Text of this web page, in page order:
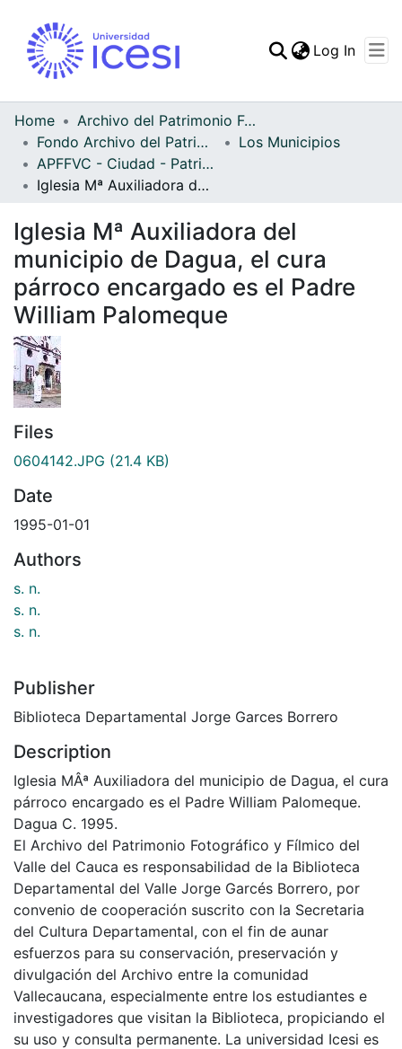
Statistics
Log In
Home
Archivo del Patrimonio Fotográfico y Fílmico del Valle del Cauca
Fondo Archivo del Patrimonio Fotográfico y Fílmico del Valle del Cauca
Los Municipios
APFFVC - Ciudad - Patrimonial
Iglesia Mª Auxiliadora del municipio de Dagua, el cura párroco encargado es el Padre William Palomeque
Iglesia Mª Auxiliadora del
municipio de Dagua, el cura
párroco encargado es el Padre
William Palomeque
Files
0604142.JPG (21.4 KB)
Date
1995-01-01
Authors
s. n.
s. n.
s. n.
Publisher
Biblioteca Departamental Jorge Garces Borrero
Description
Iglesia MÂª Auxiliadora del municipio de Dagua, el cura
párroco encargado es el Padre William Palomeque.
Dagua C. 1995.
El Archivo del Patrimonio Fotográfico y Fílmico del
Valle del Cauca es responsabilidad de la Biblioteca
Departamental del Valle Jorge Garcés Borrero, por
convenio de cooperación suscrito con la Secretaria
del Cultura Departamental, con el fin de aunar
esfuerzos para su conservación, preservación y
divulgación del Archivo entre la comunidad
Vallecaucana, especialmente entre los estudiantes e
investigadores que visitan la Biblioteca, propiciando el
su uso y consulta permanente. La universidad Icesi es